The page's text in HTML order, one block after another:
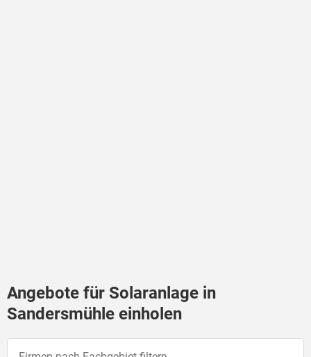
Angebote für Solaranlage in
Sandersmühle einholen